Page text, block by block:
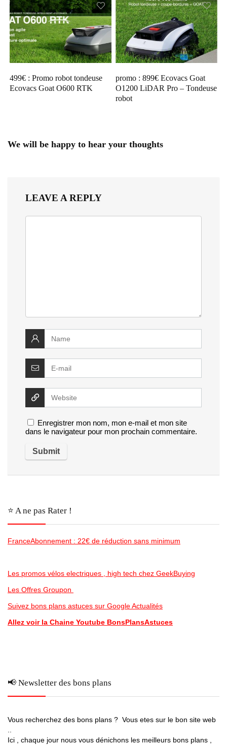
499€ : Promo robot tondeuse
Ecovacs Goat O600 RTK
promo : 899€ Ecovacs Goat
O1200 LiDAR Pro – Tondeuse
robot
We will be happy to hear your thoughts
LEAVE A REPLY
Enregistrer mon nom, mon e-mail et mon site
dans le navigateur pour mon prochain commentaire.
⭐️ A ne pas Rater !
FranceAbonnement : 22€ de réduction sans minimum
Les promos vélos electriques , high tech chez GeekBuying
Les Offres Groupon
Suivez bons plans astuces sur Google Actualités
Allez voir la Chaine Youtube BonsPlansAstuces
📢 Newsletter des bons plans
Vous recherchez des bons plans ? Vous etes sur le bon site web
..
Ici , chaque jour nous vous dénichons les meilleurs bons plans ,